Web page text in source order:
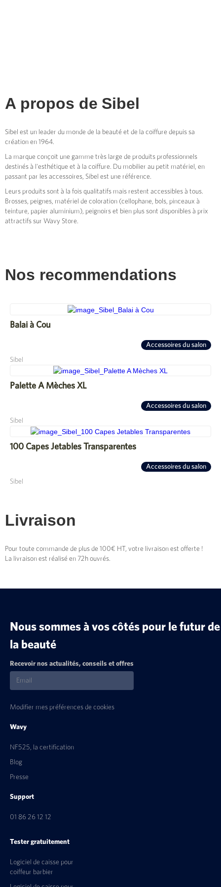
A propos de Sibel
Sibel est un leader du monde de la beauté et de la coiffure depuis sa
création en 1964.
La marque conçoit une gamme très large de produits professionnels
destinés à l'esthétique et à la coiffure. Du mobilier au petit matériel, en
passant par les accessoires, Sibel est une référence.
Leurs produits sont à la fois qualitatifs mais restent accessibles à tous.
Brosses, peignes, matériel de coloration (cellophane, bols, pinceaux à
teinture, papier aluminium), peignoirs et bien plus sont disponibles à prix
attractifs sur Wavy Store.
Nos recommendations
Balai à Cou
Accessoires du salon
Sibel
Palette A Mèches XL
Accessoires du salon
Sibel
100 Capes Jetables Transparentes
Accessoires du salon
Sibel
Livraison
Pour toute commande de plus de 100€ HT, votre livraison est offerte !
La livraison est réalisé en 72h ouvrés.
Nous sommes à vos côtés pour le futur de
la beauté
Recevoir nos actualités, conseils et offres
Modifier mes préférences de cookies
Wavy
NF525, la certification
Blog
Presse
Support
01 86 26 12 12
Tester gratuitement
Logiciel de caisse pour
coiffeur barbier